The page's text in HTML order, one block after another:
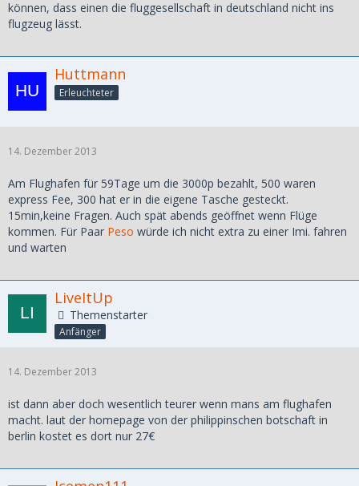
können, dass einen die fluggesellschaft in deutschland nicht ins
flugzeug lässt.
Huttmann
Erleuchteter
14. Dezember 2013
Am Flughafen für 59Tage um die 3000p bezahlt, 500 waren
express Fee, 300 hat er in die eigene Tasche gesteckt.
15min,keine Fragen. Auch spät abends geöffnet wenn Flüge
kommen. Für Paar Peso würde ich nicht extra zu einer Imi. fahren
und warten
LiveItUp
Themenstarter
Anfänger
14. Dezember 2013
ist dann aber doch wesentlich teurer wenn mans am flughafen
macht. laut der homepage von der philippinschen botschaft in
berlin kostet es dort nur 27€